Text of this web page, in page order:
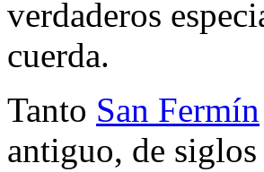
verdaderos
cuerda.
Tanto San Fermín
antiguo, de